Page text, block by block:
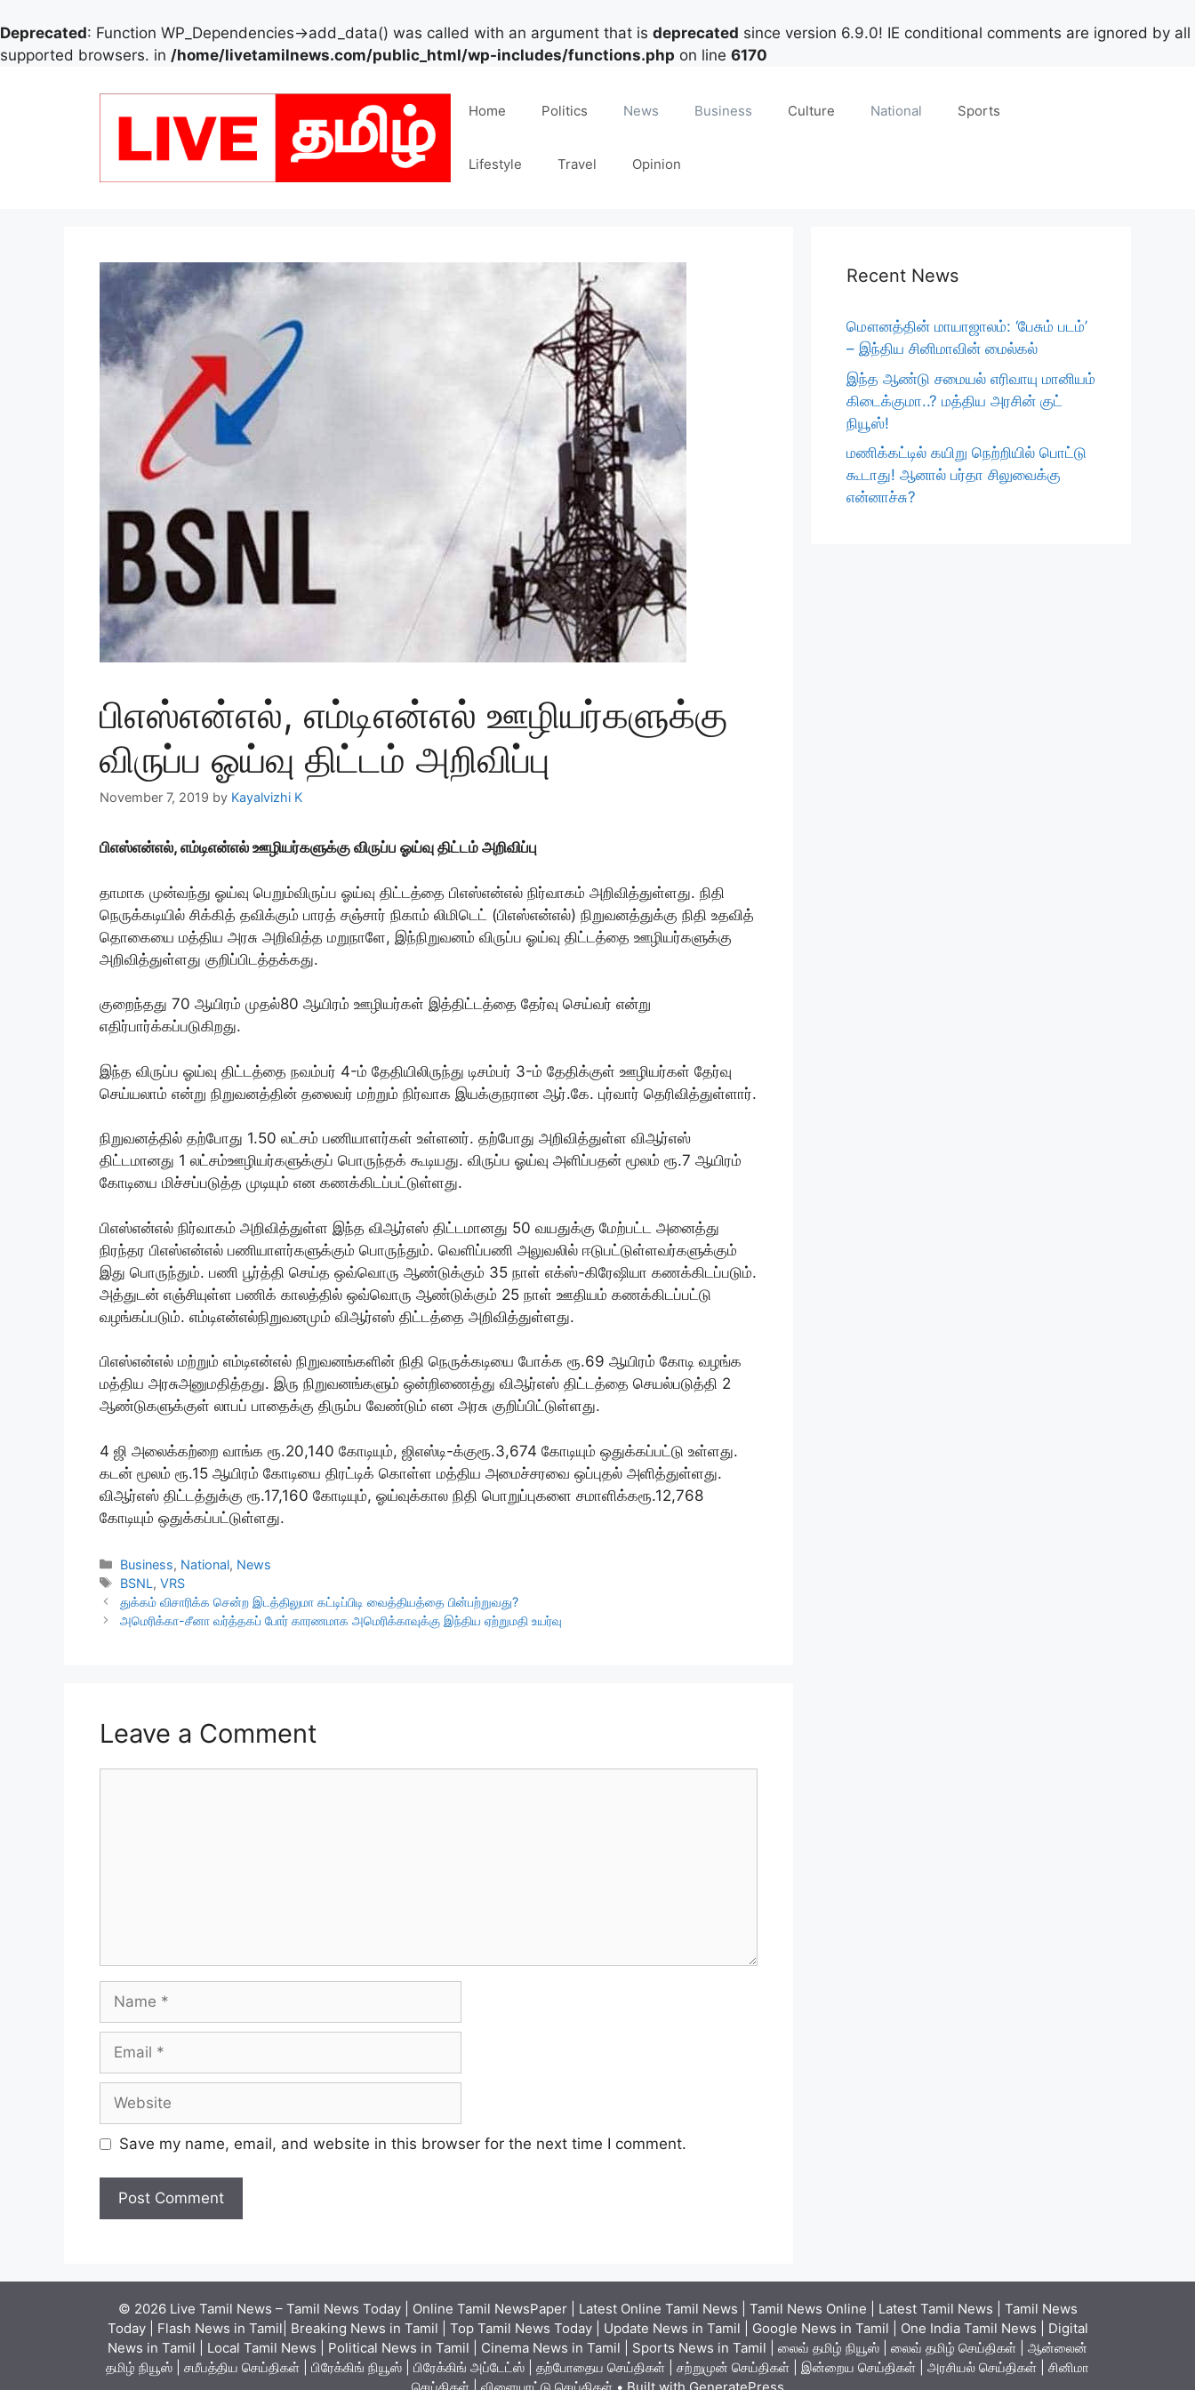
Deprecated: Function WP_Dependencies->add_data() was called with an argument that is deprecated since version 6.9.0! IE conditional comments are ignored by all
supported browsers. in /home/livetamilnews.com/public_html/wp-includes/functions.php on line 6170
Home Politics News Business Culture National Sports
Lifestyle Travel Opinion
பிஎஸ்என்எல், எம்டிஎன்எல் ஊழியர்களுக்கு
விருப்ப ஓய்வு திட்டம் அறிவிப்பு
November 7, 2019 by Kayalvizhi K
பிஎஸ்என்எல், எம்டிஎன்எல் ஊழியர்களுக்கு விருப்ப ஓய்வு திட்டம் அறிவிப்பு
தாமாக முன்வந்து ஓய்வு பெறும்விருப்ப ஓய்வு திட்டத்தை பிஎஸ்என்எல் நிர்வாகம் அறிவித்துள்ளது. நிதி
நெருக்கடியில் சிக்கித் தவிக்கும் பாரத் சஞ்சார் நிகாம் லிமிடெட் (பிஎஸ்என்எல்) நிறுவனத்துக்கு நிதி உதவித்
தொகையை மத்திய அரசு அறிவித்த மறுநாளே, இந்நிறுவனம் விருப்ப ஓய்வு திட்டத்தை ஊழியர்களுக்கு
அறிவித்துள்ளது குறிப்பிடத்தக்கது.
குறைந்தது 70 ஆயிரம் முதல்80 ஆயிரம் ஊழியர்கள் இத்திட்டத்தை தேர்வு செய்வர் என்று
எதிர்பார்க்கப்படுகிறது.
இந்த விருப்ப ஓய்வு திட்டத்தை நவம்பர் 4-ம் தேதியிலிருந்து டிசம்பர் 3-ம் தேதிக்குள் ஊழியர்கள் தேர்வு
செய்யலாம் என்று நிறுவனத்தின் தலைவர் மற்றும் நிர்வாக இயக்குநரான ஆர்.கே. புர்வார் தெரிவித்துள்ளார்.
நிறுவனத்தில் தற்போது 1.50 லட்சம் பணியாளர்கள் உள்ளனர். தற்போது அறிவித்துள்ள விஆர்எஸ்
திட்டமானது 1 லட்சம்ஊழியர்களுக்குப் பொருந்தக் கூடியது. விருப்ப ஓய்வு அளிப்பதன் மூலம் ரூ.7 ஆயிரம்
கோடியை மிச்சப்படுத்த முடியும் என கணக்கிடப்பட்டுள்ளது.
பிஎஸ்என்எல் நிர்வாகம் அறிவித்துள்ள இந்த விஆர்எஸ் திட்டமானது 50 வயதுக்கு மேற்பட்ட அனைத்து
நிரந்தர பிஎஸ்என்எல் பணியாளர்களுக்கும் பொருந்தும். வெளிப்பணி அலுவலில் ஈடுபட்டுள்ளவர்களுக்கும்
இது பொருந்தும். பணி பூர்த்தி செய்த ஒவ்வொரு ஆண்டுக்கும் 35 நாள் எக்ஸ்-கிரேஷியா கணக்கிடப்படும்.
அத்துடன் எஞ்சியுள்ள பணிக் காலத்தில் ஒவ்வொரு ஆண்டுக்கும் 25 நாள் ஊதியம் கணக்கிடப்பட்டு
வழங்கப்படும். எம்டிஎன்எல்நிறுவனமும் விஆர்எஸ் திட்டத்தை அறிவித்துள்ளது.
பிஎஸ்என்எல் மற்றும் எம்டிஎன்எல் நிறுவனங்களின் நிதி நெருக்கடியை போக்க ரூ.69 ஆயிரம் கோடி வழங்க
மத்திய அரசுஅனுமதித்தது. இரு நிறுவனங்களும் ஒன்றிணைத்து விஆர்எஸ் திட்டத்தை செயல்படுத்தி 2
ஆண்டுகளுக்குள் லாபப் பாதைக்கு திரும்ப வேண்டும் என அரசு குறிப்பிட்டுள்ளது.
4 ஜி அலைக்கற்றை வாங்க ரூ.20,140 கோடியும், ஜிஎஸ்டி-க்குரூ.3,674 கோடியும் ஒதுக்கப்பட்டு உள்ளது.
கடன் மூலம் ரூ.15 ஆயிரம் கோடியை திரட்டிக் கொள்ள மத்திய அமைச்சரவை ஒப்புதல் அளித்துள்ளது.
விஆர்எஸ் திட்டத்துக்கு ரூ.17,160 கோடியும், ஓய்வுக்கால நிதி பொறுப்புகளை சமாளிக்கரூ.12,768
கோடியும் ஒதுக்கப்பட்டுள்ளது.
Categories
Business, National, News
Tags
BSNL,VRS
துக்கம் விசாரிக்க சென்ற இடத்திலுமா கட்டிப்பிடி வைத்தியத்தை பின்பற்றுவது?
அமெரிக்கா-சீனா வர்த்தகப் போர் காரணமாக அமெரிக்காவுக்கு இந்திய ஏற்றுமதி உயர்வு
Leave a Comment
Save my name, email, and website in this browser for the next time I comment.
Recent News
மௌனத்தின் மாயாஜாலம்: ‘பேசும் படம்’
– இந்திய சினிமாவின் மைல்கல்
இந்த ஆண்டு சமையல் எரிவாயு மானியம்
கிடைக்குமா..? மத்திய அரசின் குட்
நியூஸ்!
மணிக்கட்டில் கயிறு நெற்றியில் பொட்டு
கூடாது! ஆனால் பர்தா சிலுவைக்கு
என்னாச்சு?
© 2026 Live Tamil News – Tamil News Today | Online Tamil NewsPaper | Latest Online Tamil News | Tamil News Online | Latest Tamil News | Tamil News
Today | Flash News in Tamil| Breaking News in Tamil | Top Tamil News Today | Update News in Tamil | Google News in Tamil | One India Tamil News | Digital
News in Tamil | Local Tamil News | Political News in Tamil | Cinema News in Tamil | Sports News in Tamil | லைவ் தமிழ் நியூஸ் | லைவ் தமிழ் செய்திகள் | ஆன்லைன்
தமிழ் நியூஸ் | சமீபத்திய செய்திகள் | பிரேக்கிங் நியூஸ் | பிரேக்கிங் அப்டேட்ஸ் | தற்போதைய செய்திகள் | சற்றுமுன் செய்திகள் | இன்றைய செய்திகள் | அரசியல் செய்திகள் | சினிமா